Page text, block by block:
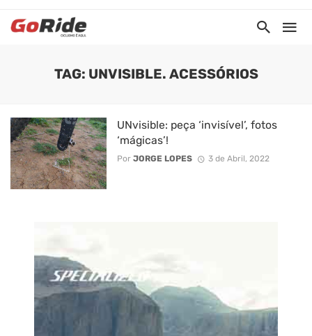
TAG: UNVISIBLE. ACESSÓRIOS
UNvisible: peça ‘invisível’, fotos
‘mágicas’!
Por JORGE LOPES 3 de Abril, 2022